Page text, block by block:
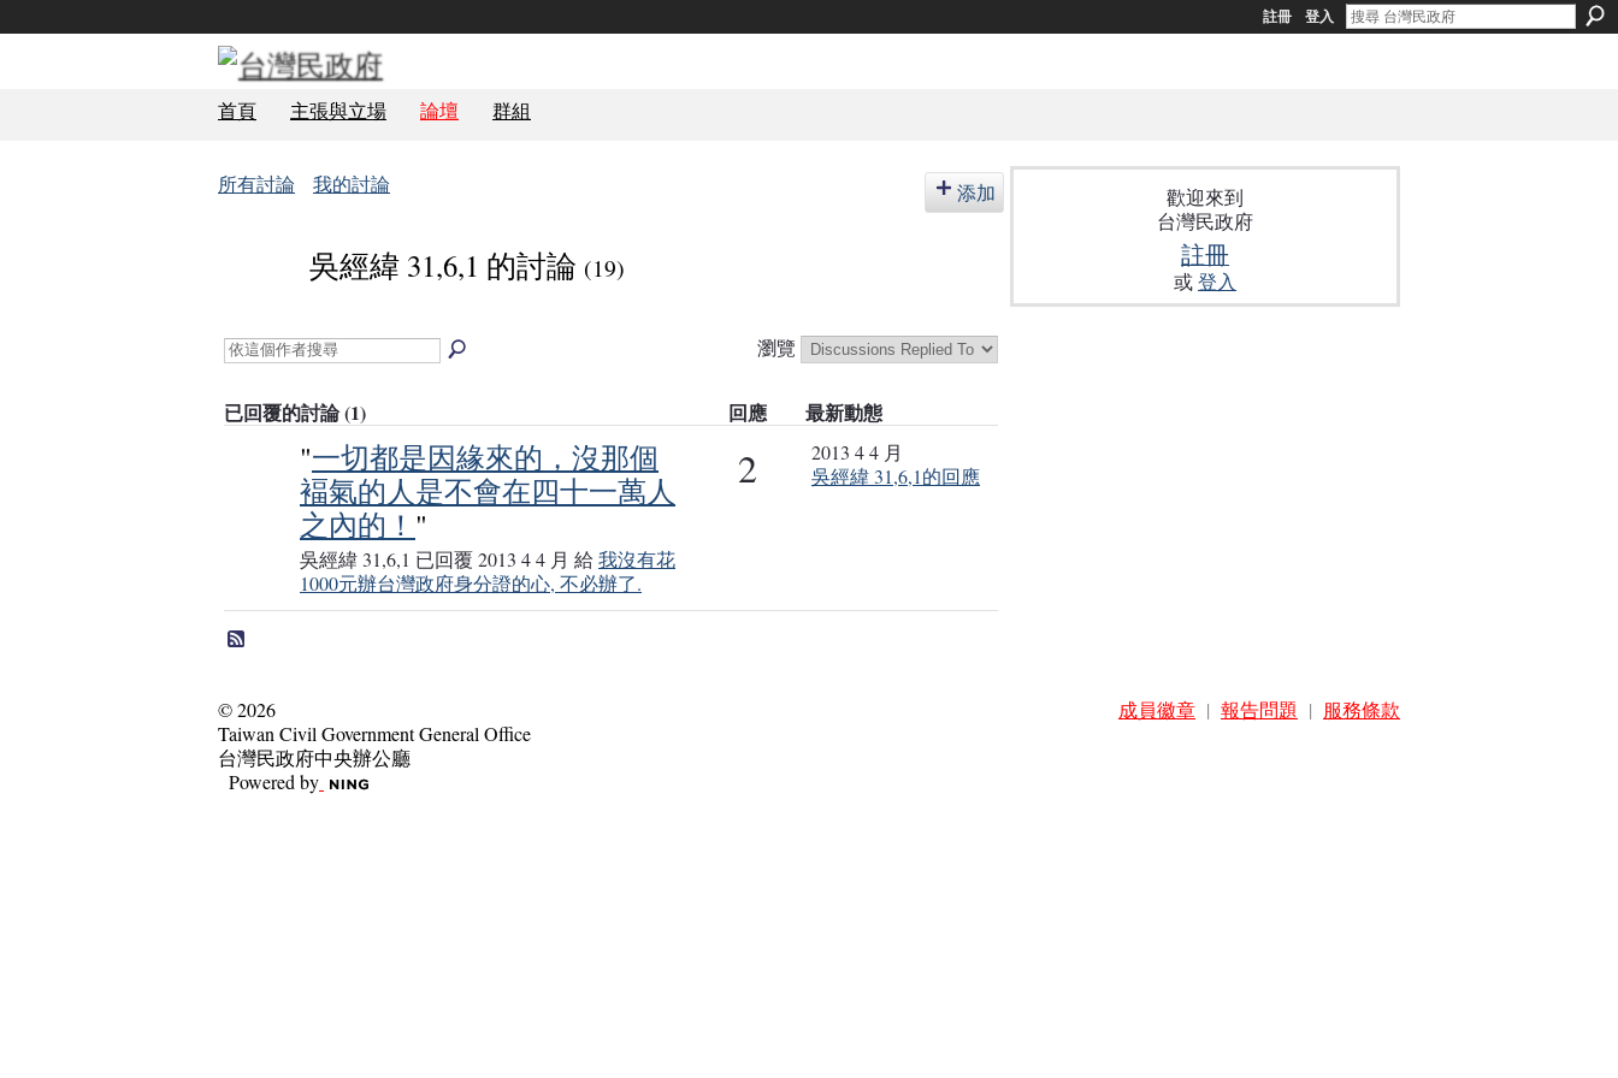
註冊 登入
首頁 主張與立場 論壇 群組
所有討論 我的討論 添加
吳經緯 31,6,1 的討論 (19)
瀏覽
已回覆的討論 (1) 回應 最新動態
"一切都是因緣來的，沒那個
褔氣的人是不會在四十一萬人
之內的！ "
吳經緯 31,6,1 已回覆 2013 4 4 月 給我沒有花
1000元辦台灣政府身分證的心, 不必辦了.
2
2013 4 4 月
吳經緯 31,6,1的回應
歡迎來到
台灣民政府
註冊
或登入
© 2026
Taiwan Civil Government General Office
台灣民政府中央辦公廳
Powered by
成員徽章 | 報告問題 | 服務條款